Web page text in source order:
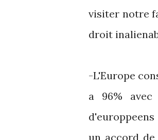
visiter notre
droit
-L'Europe
a 96%
un accord